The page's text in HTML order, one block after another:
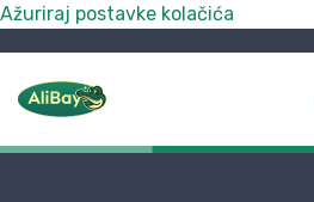
Ažuriraj postavke kolačića